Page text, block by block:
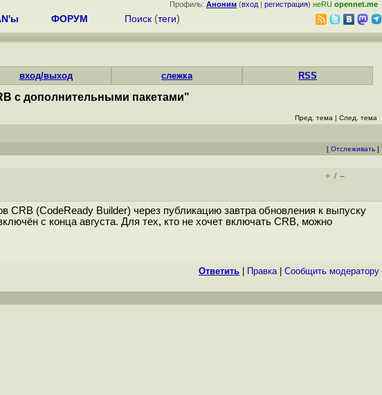
Профиль: Аноним (вход | регистрация) неRU opennet.me
ФОРУМ Поиск (теги)
вход/выход слежка RSS
с дополнительными пакетами"
Пред. тема | След. тема
[ Отслеживать ]
+ / –
CRB (CodeReady Builder) через публикацию завтра обновления к выпуску
с конца августа. Для тех, кто не хочет включать CRB, можно
Ответить Правка| Cообщить модератору